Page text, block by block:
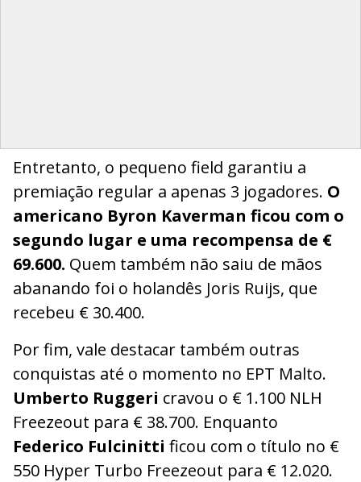
Entretanto, o pequeno field garantiu a
premiação regular a apenas 3 jogadores. O
americano Byron Kaverman ficou com o
segundo lugar e uma recompensa de €
69.600. Quem também não saiu de mãos
abanando foi o holandês Joris Ruijs, que
recebeu € 30.400.
Por fim, vale destacar também outras
conquistas até o momento no EPT Malto.
Umberto Ruggeri cravou o € 1.100 NLH
Freezeout para € 38.700. Enquanto
Federico Fulcinitti ficou com o título no €
550 Hyper Turbo Freezeout para € 12.020.